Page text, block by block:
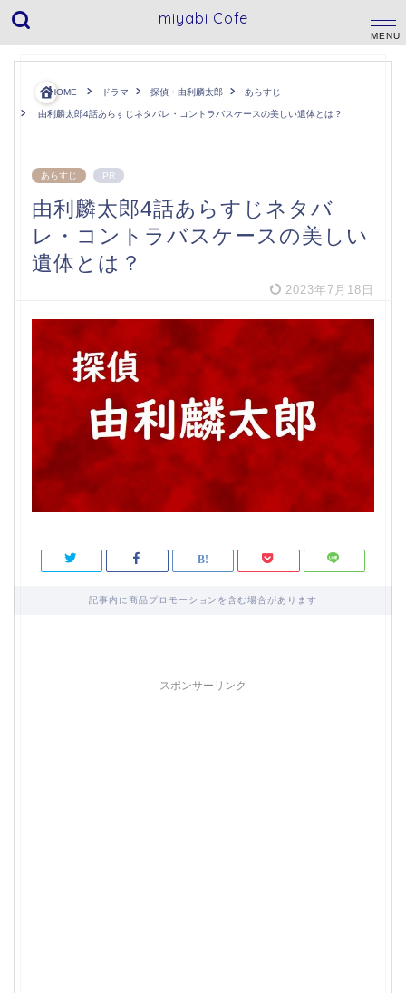
miyabi Cofe
HOME ドラマ 探偵・由利麟太郎 あらすじ
由利麟太郎4話あらすじネタバレ・コントラバスケースの美しい遺体とは？
あらすじ PR
由利麟太郎4話あらすじネタバ
レ・コントラバスケースの美しい
遺体とは？
2023年7月18日
記事内に商品プロモーションを含む場合があります
スポンサーリンク